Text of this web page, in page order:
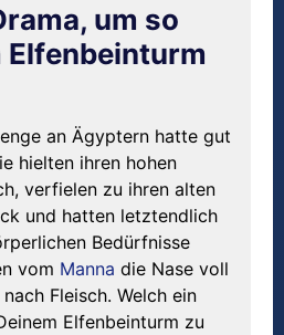
um so
Elfenbeinturm
an Ägyptern hatte gut
hielten ihren hohen
verfielen zu ihren alten
und hatten letztendlich
Bedürfnisse
vom Manna die Nase voll
Fleisch. Welch ein
Elfenbeinturm zu